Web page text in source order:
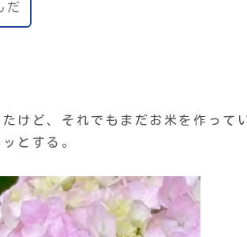
だ
けど、それでもまだお米を作って
とする。